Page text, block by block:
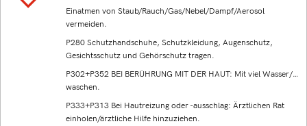
Einatmen von Staub/Rauch/Gas/Nebel/Dampf/Aerosol
vermeiden.
P280 Schutzhandschuhe, Schutzkleidung, Augenschutz,
Gesichtsschutz und Gehörschutz tragen.
P302+P352 BEI BERÜHRUNG MIT DER HAUT: Mit viel Wasser/…
waschen.
P333+P313 Bei Hautreizung oder -ausschlag: Ärztlichen Rat
einholen/ärztliche Hilfe hinzuziehen.